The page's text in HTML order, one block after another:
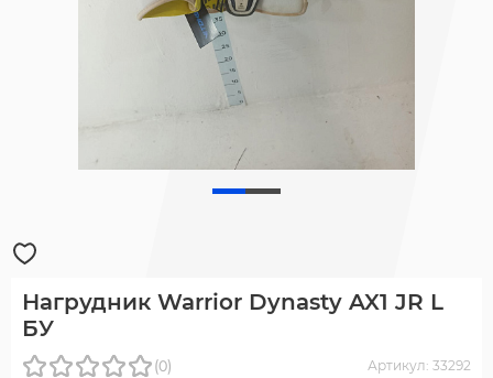
Нагрудник Warrior Dynasty AX1 JR L
БУ
(0) Артикул: 33292